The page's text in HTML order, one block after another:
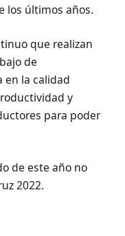
los últimos años.
que realizan
de
en la calidad
y
para poder
de este año no
2022.